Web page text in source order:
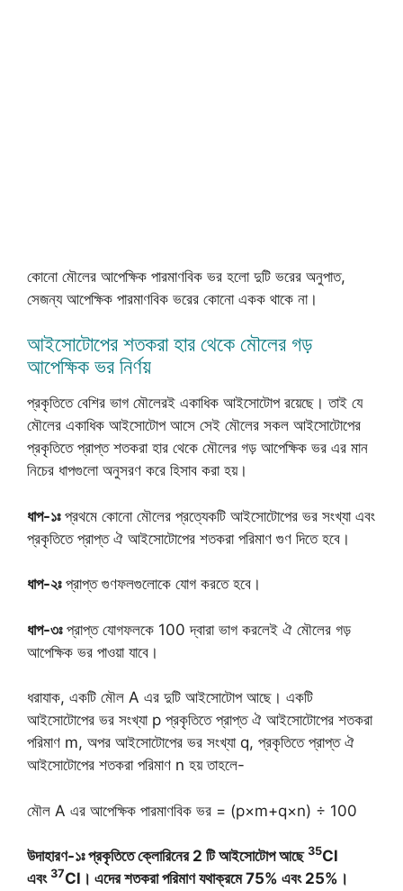
কোনো মৌলের আপেক্ষিক পারমাণবিক ভর হলো দুটি ভরের অনুপাত,
সেজন্য আপেক্ষিক পারমাণবিক ভরের কোনো একক থাকে না।
আইসোটোপের শতকরা হার থেকে মৌলের গড়
আপেক্ষিক ভর নির্ণয়
প্রকৃতিতে বেশির ভাগ মৌলেরই একাধিক আইসোটোপ রয়েছে। তাই যে
মৌলের একাধিক আইসোটোপ আসে সেই মৌলের সকল আইসোটোপের
প্রকৃতিতে প্রাপ্ত শতকরা হার থেকে মৌলের গড় আপেক্ষিক ভর এর মান
নিচের ধাপগুলো অনুসরণ করে হিসাব করা হয়।
ধাপ-১ঃপ্রথমে কোনো মৌলের প্রত্যেকটি আইসোটোপের ভর সংখ্যা এবং
প্রকৃতিতে প্রাপ্ত ঐ আইসোটোপের শতকরা পরিমাণ গুণ দিতে হবে।
ধাপ-২ঃপ্রাপ্ত গুণফলগুলোকে যোগ করতে হবে।
ধাপ-৩ঃপ্রাপ্ত যোগফলকে 100 দ্বারা ভাগ করলেই ঐ মৌলের গড়
আপেক্ষিক ভর পাওয়া যাবে।
ধরাযাক, একটি মৌল A এর দুটি আইসোটোপ আছে। একটি
আইসোটোপের ভর সংখ্যা p প্রকৃতিতে প্রাপ্ত ঐ আইসোটোপের শতকরা
পরিমাণ m, অপর আইসোটোপের ভর সংখ্যা q, প্রকৃতিতে প্রাপ্ত ঐ
আইসোটোপের শতকরা পরিমাণ n হয় তাহলে-
মৌল A এর আপেক্ষিক পারমাণবিক ভর = (p×m+q×n) ÷ 100
উদাহারণ-১ঃ প্রকৃতিতে ক্লোরিনের 2 টি আইসোটোপ আছে 35Cl
এবং 37Cl । এদের শতকরা পরিমাণ যথাক্রমে 75% এবং 25%।